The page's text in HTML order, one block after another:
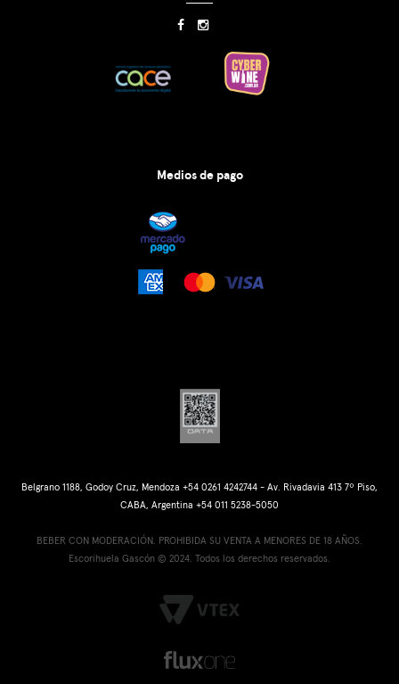
Medios de pago
Belgrano 1188, Godoy Cruz, Mendoza +54 0261 4242744 - Av. Rivadavia 413 7º Piso,
CABA, Argentina +54 011 5238-5050
BEBER CON MODERACIÓN. PROHIBIDA SU VENTA A MENORES DE 18 AÑOS.
Escorihuela Gascón © 2024. Todos los derechos reservados.